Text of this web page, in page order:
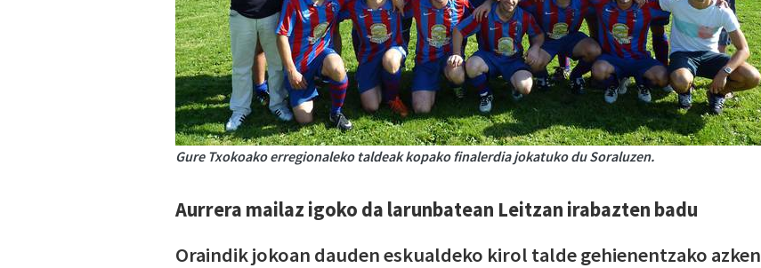
Gure Txokoako erregionaleko taldeak kopako finalerdia jokatuko du Soraluzen.
Aurrera mailaz igoko da larunbatean Leitzan irabazten badu
Oraindik jokoan dauden eskualdeko kirol talde gehienentzako azken